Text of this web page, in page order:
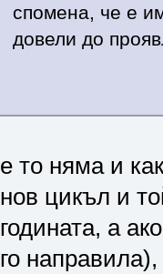
спомена, че е
довели до
е то няма и
нов цикъл и
годината, а
го